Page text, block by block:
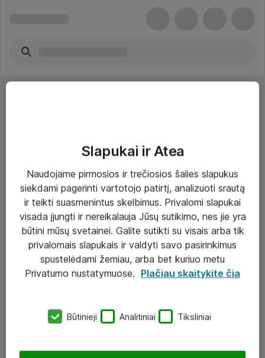
Paslaugos
Sprendimai
Įgyvendinti projektai
Atea ekspertų patarimai verslui
eShop@atea.lt
Slapukai ir Atea
Naudojame pirmosios ir trečiosios šalies slapukus
siekdami pagerinti vartotojo patirtį, analizuoti srautą
ir teikti suasmenintus skelbimus. Privalomi slapukai
visada įjungti ir nereikalauja Jūsų sutikimo, nes jie yra
būtini mūsų svetainei. Galite sutikti su visais arba tik
privalomais slapukais ir valdyti savo pasirinkimus
spustelėdami žemiau, arba bet kuriuo metu
Privatumo nustatymuose. Plačiau skaitykite čia
Būtinieji Analitiniai Tiksliniai